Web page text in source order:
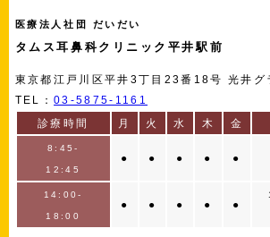
医療法人社団 だいだい
タムス耳鼻科クリニック平井駅前
東京都江戸川区平井3丁目23番18号 光井グ
TEL：03-5875-1161
診療時間
月 火 水 木 金
8:45-
12:45
● ● ● ● ●
14:00-
18:00
● ● ● ● ●